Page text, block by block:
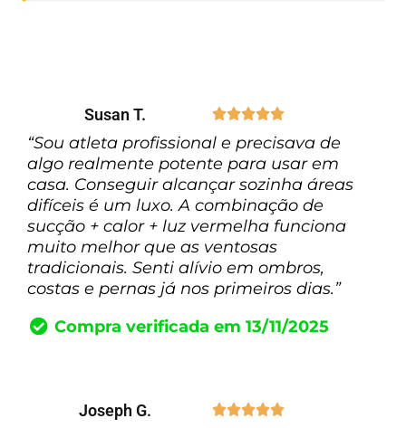
Susan T. 
“Sou atleta profissional e precisava de
algo realmente potente para usar em
casa. Conseguir alcançar sozinha áreas
difíceis é um luxo. A combinação de
sucção + calor + luz vermelha funciona
muito melhor que as ventosas
tradicionais. Senti alívio em ombros,
costas e pernas já nos primeiros dias.”
Compra verificada em 13/11/2025
Joseph G. 